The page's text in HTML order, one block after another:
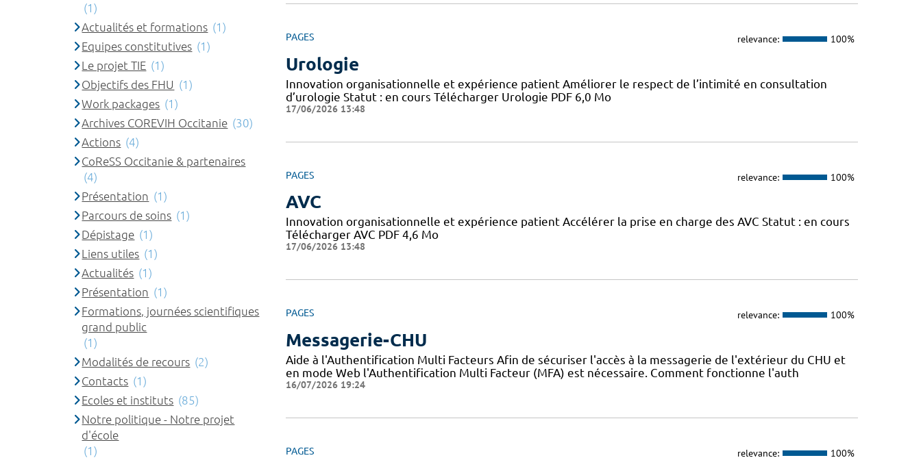
PAGES relevance: 100%
Urologie
Innovation organisationnelle et expérience patient Améliorer le respect de l’intimité en consultation
d’urologie Statut : en cours Télécharger Urologie PDF 6,0 Mo
17/06/2026 13:48
PAGES relevance: 100%
AVC
Innovation organisationnelle et expérience patient Accélérer la prise en charge des AVC Statut : en cours
Télécharger AVC PDF 4,6 Mo
17/06/2026 13:48
PAGES relevance: 100%
Messagerie-CHU
Aide à l'Authentification Multi Facteurs Afin de sécuriser l'accès à la messagerie de l'extérieur du CHU et
en mode Web l'Authentification Multi Facteur (MFA) est nécessaire. Comment fonctionne l'auth
16/07/2026 19:24
PAGES relevance: 100%
(1)
Actualités et formations (1)
Equipes constitutives (1)
Le projet TIE (1)
Objectifs des FHU (1)
Work packages (1)
Archives COREVIH Occitanie (30)
Actions (4)
CoReSS Occitanie & partenaires
(4)
Présentation (1)
Parcours de soins (1)
Dépistage (1)
Liens utiles (1)
Actualités (1)
Présentation (1)
Formations, journées scientifiques
grand public
(1)
Modalités de recours (2)
Contacts (1)
Ecoles et instituts (85)
Notre politique - Notre projet
d'école
(1)